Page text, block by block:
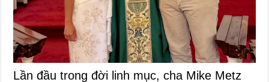
Lần đầu trong đời linh mục, cha Mike Metz